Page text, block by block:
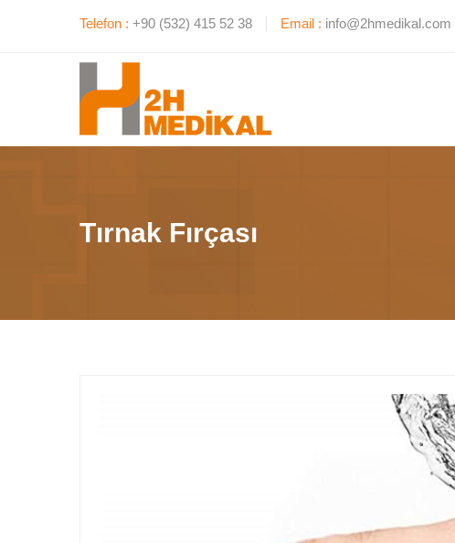
Telefon : +90 (532) 415 52 38 Email : info@2hmedikal.com
Tırnak Fırçası